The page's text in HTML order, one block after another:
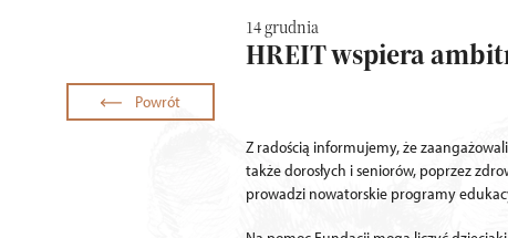
14 grudnia
HREIT wspiera
Powrót
Z radością informujemy, że
także dorosłych i seniorów, poprzez
prowadzi nowatorskie programy